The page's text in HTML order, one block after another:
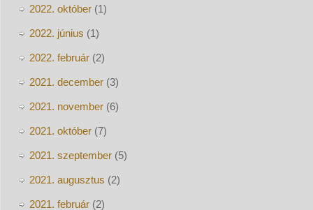
2022. október(1)
2022. június (1)
2022. február(2)
2021. december(3)
2021. november(6)
2021. október(7)
2021. szeptember(5)
2021. augusztus (2)
2021. február(2)